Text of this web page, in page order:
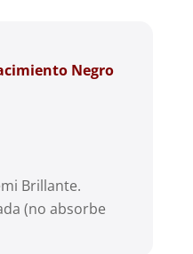
Negro
Brillante.
(no absorbe